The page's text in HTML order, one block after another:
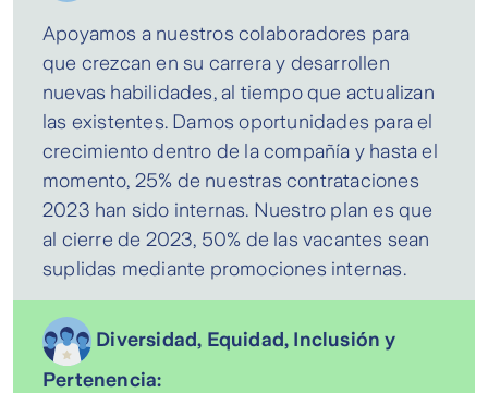
Apoyamos a nuestros colaboradores para
que crezcan en su carrera y desarrollen
nuevas habilidades, al tiempo que actualizan
las existentes. Damos oportunidades para el
crecimiento dentro de la compañía y hasta el
momento, 25% de nuestras contrataciones
2023 han sido internas. Nuestro plan es que
al cierre de 2023, 50% de las vacantes sean
suplidas mediante promociones internas.
Diversidad, Equidad, Inclusión y
Pertenencia: